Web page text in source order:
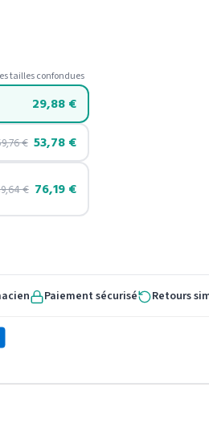
tailles confondues
29,88€
€ 53,78€
€ 76,19€
Paiement sécurisé Retours